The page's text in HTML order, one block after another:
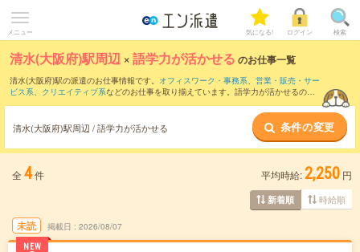
メニュー 気になる! ログイン 検索
清水(大阪府)駅周辺 ×語学力が活かせる のお仕事一覧
清水(大阪府)駅の派遣のお仕事情報です。 オフィスワーク・事務系、 営業・販売・サー
ビス系、 クリエイティブ系などのお仕事を取り揃えています。語学力が活かせるの条
清水(大阪府)駅周辺 / 語学力が活かせる 条件の変更
全 4件 平均時給: 2,250 円
新着順 時給順
未読
NEW
掲載日 2026/08/07